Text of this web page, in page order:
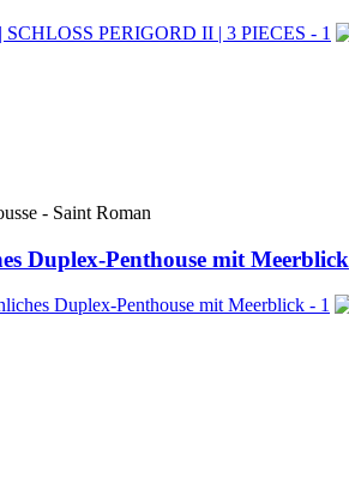
- Saint Roman
Duplex-Penthouse mit Meerblick